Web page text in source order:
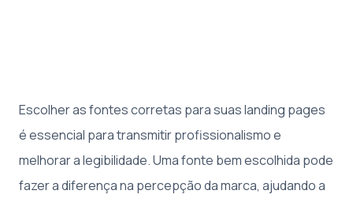
Escolher as fontes corretas para suas landing pages
é essencial para transmitir profissionalismo e
melhorar a legibilidade. Uma fonte bem escolhida pode
fazer a diferença na percepção da marca, ajudando a